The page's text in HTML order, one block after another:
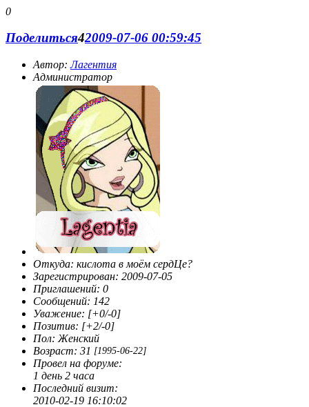
0
Поделиться42009-07-06 00:59:45
Автор:Лагентия
Администратор
Откуда: кислота в моём сердЦе?
Зарегистрирован: 2009-07-05
Приглашений: 0
Сообщений: 142
Уважение: [+0/-0]
Позитив: [+2/-0]
Пол: Женский
Возраст: 31 [1995-06-22]
Провел на форуме:
1 день 2 часа
Последний визит:
2010-02-19 16:10:02